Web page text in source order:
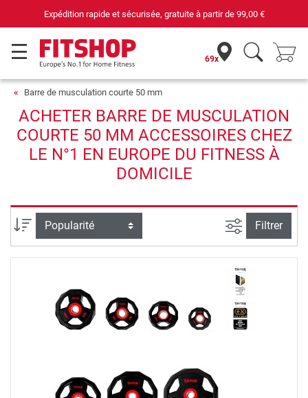
Expédition rapide et sécurisée, gratuite à partir de 99,00 €
69x
Barre de musculation courte 50 mm
ACHETER BARRE DE MUSCULATION
COURTE 50 MM ACCESSOIRES CHEZ
LE N°1 EN EUROPE DU FITNESS À
DOMICILE
Trier par Filtrer la
Filtrer